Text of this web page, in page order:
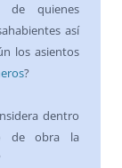
de quienes
así
los asientos
?
dentro
de obra la